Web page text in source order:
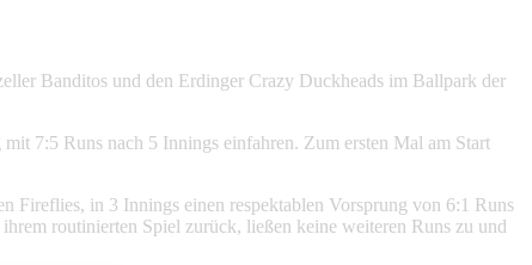
Banditos und den Erdinger Crazy Duckheads im Ballpark der
7:5 Runs nach 5 Innings einfahren. Zum ersten Mal am Start
Fireflies, in 3 Innings einen respektablen Vorsprung von 6:1 Runs
routinierten Spiel zurück, ließen keine weiteren Runs zu und